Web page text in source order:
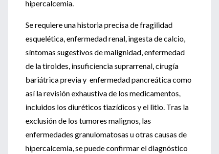
hipercalcemia.
Se requiere una historia precisa de fragilidad
esquelética, enfermedad renal, ingesta de calcio,
síntomas sugestivos de malignidad, enfermedad
de la tiroides, insuficiencia suprarrenal, cirugía
bariátrica previa y enfermedad pancreática como
así la revisión exhaustiva de los medicamentos,
incluidos los diuréticos tiazídicos y el litio. Tras la
exclusión de los tumores malignos, las
enfermedades granulomatosas u otras causas de
hipercalcemia, se puede confirmar el diagnóstico